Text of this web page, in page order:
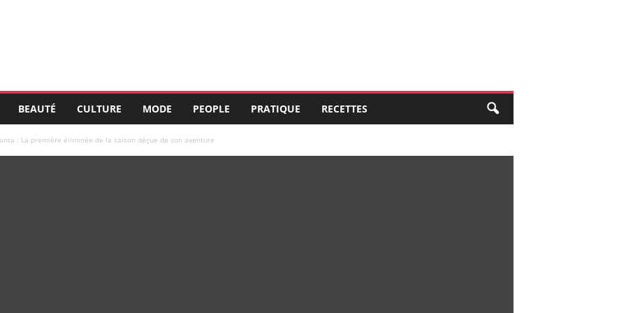
BEAUTÉ CULTURE MODE PEOPLE PRATIQUE RECETTES
: La première éliminée de la saison déçue de son aventure